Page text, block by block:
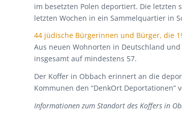
im besetzten Polen deportiert. Die letzten
letzten Wochen in ein Sammelquartier in
44 jüdische Bürgerinnen und Bürger, die
Aus neuen Wohnorten in Deutschland
insgesamt auf mindestens 57.
Der Koffer in Obbach erinnert an die
Kommunen den “DenkOrt Deportationen”
Informationen zum Standort des Koffers in